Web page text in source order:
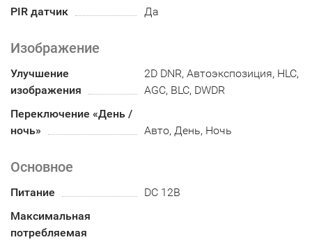
PIR датчик
Да
Изображение
Улучшение
изображения
2D DNR, Автоэкспозиция, HLC,
AGC, BLC, DWDR
Переключение «День /
ночь»
Авто, День, Ночь
Основное
Питание
DC 12В
Максимальная
потребляемая